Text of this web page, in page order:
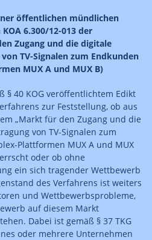
öffentlichen mündlichen
6.300/12-013 der
Zugang und die digitale
TV-Signalen zum Endkunden
MUX A und MUX B)
§ 40 KOG veröffentlichtem Edikt
zur Feststellung, ob aus
„Markt für den Zugang und die
von TV-Signalen zum
Plattformen MUX A und MUX
oder ob ohne
ein sich tragender Wettbewerb
des Verfahrens ist weiters
und Wettbewerbsprobleme,
auf diesem Markt
Dabei ist gemäß § 37 TKG
oder mehrere Unternehmen